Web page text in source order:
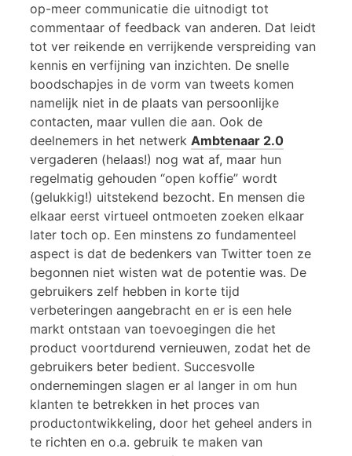
op-meer communicatie die uitnodigt tot
commentaar of feedback van anderen. Dat leidt
tot ver reikende en verrijkende verspreiding van
kennis en verfijning van inzichten. De snelle
boodschapjes in de vorm van tweets komen
namelijk niet in de plaats van persoonlijke
contacten, maar vullen die aan. Ook de
deelnemers in het netwerk Ambtenaar 2.0
vergaderen (helaas!) nog wat af, maar hun
regelmatig gehouden “open koffie” wordt
(gelukkig!) uitstekend bezocht. En mensen die
elkaar eerst virtueel ontmoeten zoeken elkaar
later toch op. Een minstens zo fundamenteel
aspect is dat de bedenkers van Twitter toen ze
begonnen niet wisten wat de potentie was. De
gebruikers zelf hebben in korte tijd
verbeteringen aangebracht en er is een hele
markt ontstaan van toevoegingen die het
product voortdurend vernieuwen, zodat het de
gebruikers beter bedient. Succesvolle
ondernemingen slagen er al langer in om hun
klanten te betrekken in het proces van
productontwikkeling, door het geheel anders in
te richten en o.a. gebruik te maken van